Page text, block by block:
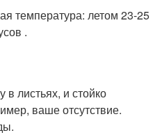
температура: летом 23-25
.
в листьях, и стойко
ваше отсутствие.